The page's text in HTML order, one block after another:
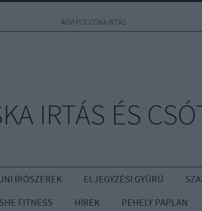
ÁGYI POLOSKA IRTÁS
IRTÁS ÉS
ÍRÓSZEREK ELJEGYZÉSI GYŰRŰ
SHE FITNESS
HÍREK PEHELY PAPLAN